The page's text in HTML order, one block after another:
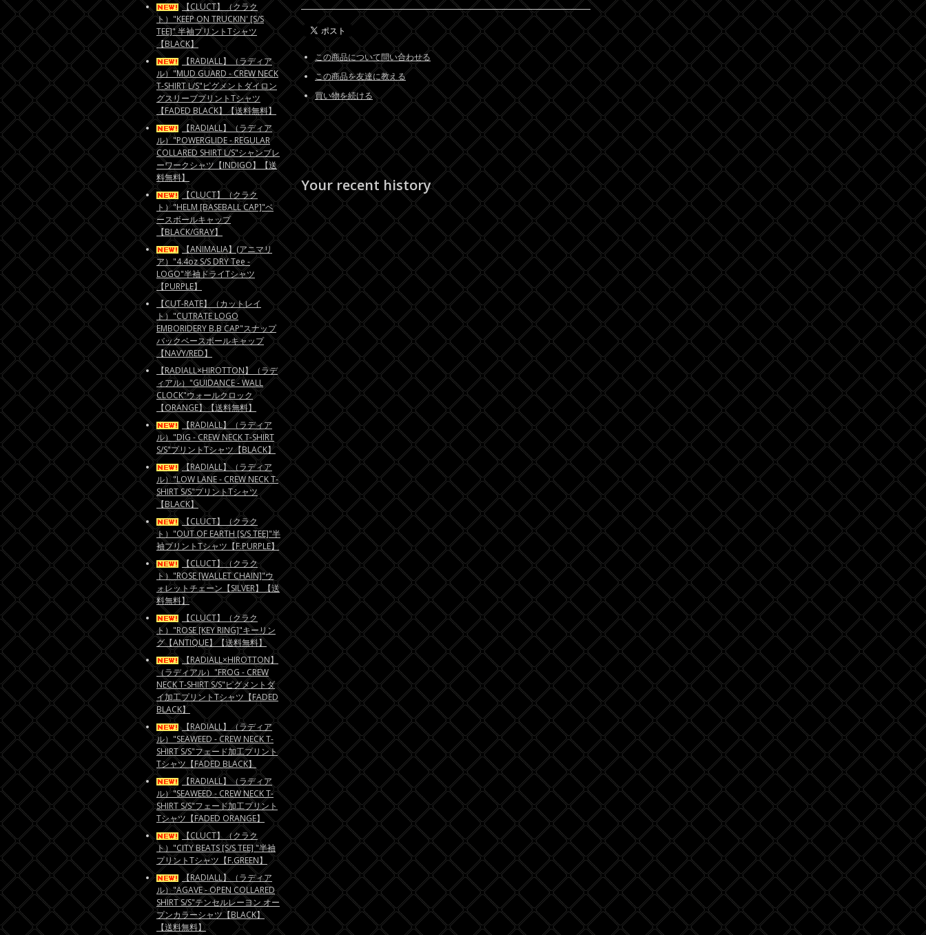
この商品について問い合わせる
この商品を友達に教える
買い物を続ける
Your recent history
【CLUCT】（クラク
ト）"KEEP ON TRUCKIN' [S/S
TEE]" 半袖プリントTシャツ
【BLACK】
【RADIALL】（ラディア
ル）"MUD GUARD - CREW NECK
T-SHIRT L/S"ピグメントダイロン
グスリーブプリントTシャツ
【FADED BLACK】【送料無料】
【RADIALL】（ラディア
ル）"POWERGLIDE - REGULAR
COLLARED SHIRT L/S"シャンブレ
ーワークシャツ【INDIGO】【送
料無料】
【CLUCT】（クラク
ト）"HELM [BASEBALL CAP]"ベ
ースボールキャップ
【BLACK/GRAY】
【ANIMALIA】(アニマリ
ア）"4.4oz S/S DRY Tee -
LOGO"半袖ドライTシャツ
【PURPLE】
【CUT-RATE】（カットレイ
ト）"CUTRATE LOGO
EMBORIDERY B.B CAP"スナップ
バックベースボールキャップ
【NAVY/RED】
【RADIALL×HIROTTON】（ラデ
ィアル）"GUIDANCE - WALL
CLOCK"ウォールクロック
【ORANGE】【送料無料】
【RADIALL】（ラディア
ル）"DIG - CREW NECK T-SHIRT
S/S"プリントTシャツ【BLACK】
【RADIALL】（ラディア
ル）"LOW LANE - CREW NECK T-
SHIRT S/S"プリントTシャツ
【BLACK】
【CLUCT】（クラク
ト）"OUT OF EARTH [S/S TEE]"半
袖プリントTシャツ【F.PURPLE】
【CLUCT】（クラク
ト）"ROSE [WALLET CHAIN]"ウ
ォレットチェーン【SILVER】【送
料無料】
【CLUCT】（クラク
ト）"ROSE [KEY RING]"キーリン
グ【ANTIQUE】【送料無料】
【RADIALL×HIROTTON】
（ラディアル）"FROG - CREW
NECK T-SHIRT S/S"ピグメントダ
イ加工プリントTシャツ【FADED
BLACK】
【RADIALL】（ラディア
ル）"SEAWEED - CREW NECK T-
SHIRT S/S"フェード加工プリント
Tシャツ【FADED BLACK】
【RADIALL】（ラディア
ル）"SEAWEED - CREW NECK T-
SHIRT S/S"フェード加工プリント
Tシャツ【FADED ORANGE】
【CLUCT】（クラク
ト）"CITY BEATS [S/S TEE] "半袖
プリントTシャツ【F.GREEN】
【RADIALL】（ラディア
ル）"AGAVE - OPEN COLLARED
SHIRT S/S"テンセルレーヨン オー
プンカラーシャツ【BLACK】
【送料無料】